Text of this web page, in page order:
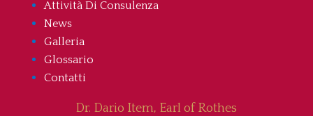
Attività Di Consulenza
News
Galleria
Glossario
Contatti
Dr. Dario Item, Earl of Rothes